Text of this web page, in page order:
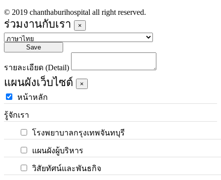
© 2019 chanthaburihospital all right reserved.
ร่วมงานกับเรา ×
Save
รายละเอียด (Detail)
แผนผังเว็บไซต์ ×
หน้าหลัก
รู้จักเรา
โรงพยาบาลกรุงเทพจันทบุรี
แผนผังผู้บริหาร
วิสัยทัศน์และพันธกิจ